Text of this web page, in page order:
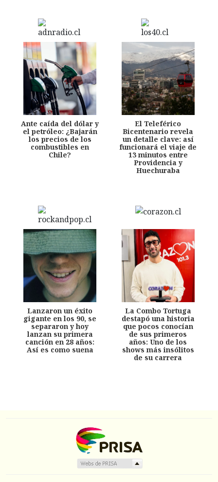
Ante caída del dólar y
el petróleo: ¿Bajarán
los precios de los
combustibles en
Chile?
El Teleférico
Bicentenario revela
un detalle clave: así
funcionará el viaje de
13 minutos entre
Providencia y
Huechuraba
Lanzaron un éxito
gigante en los 90, se
separaron y hoy
lanzan su primera
canción en 28 años:
Así es como suena
La Combo Tortuga
destapó una historia
que pocos conocían
de sus primeros
años: Uno de los
shows más insólitos
de su carrera